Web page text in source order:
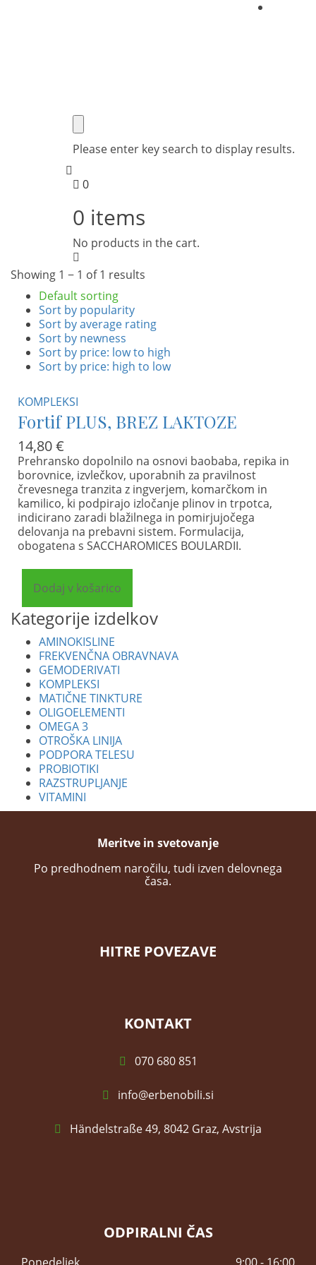
Please enter key search to display results.
0
0 items
No products in the cart.
Showing 1 − 1 of 1 results
Default sorting
Sort by popularity
Sort by average rating
Sort by newness
Sort by price: low to high
Sort by price: high to low
KOMPLEKSI
Fortif PLUS, BREZ LAKTOZE
14,80€
Prehransko dopolnilo na osnovi baobaba, repika in
borovnice, izvlečkov, uporabnih za pravilnost
črevesnega tranzita z ingverjem, komarčkom in
kamilico, ki podpirajo izločanje plinov in trpotca,
indicirano zaradi blažilnega in pomirjujočega
delovanja na prebavni sistem. Formulacija,
obogatena s SACCHAROMICES BOULARDII.
Dodaj v košarico
Kategorije izdelkov
AMINOKISLINE
FREKVENČNA OBRAVNAVA
GEMODERIVATI
KOMPLEKSI
MATIČNE TINKTURE
OLIGOELEMENTI
OMEGA 3
OTROŠKA LINIJA
PODPORA TELESU
PROBIOTIKI
RAZSTRUPLJANJE
VITAMINI
Meritve in svetovanje
Po predhodnem naročilu, tudi izven delovnega
časa.
HITRE POVEZAVE
KONTAKT
070 680 851
info@erbenobili.si
Händelstraße 49, 8042 Graz, Avstrija
ODPIRALNI ČAS